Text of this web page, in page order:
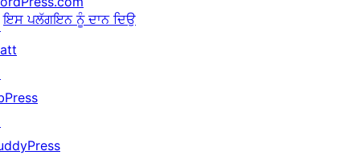
ਇਸ ਪਲੱਗਇਨ ਨੂੰ ਦਾਨ ਦਿਉ